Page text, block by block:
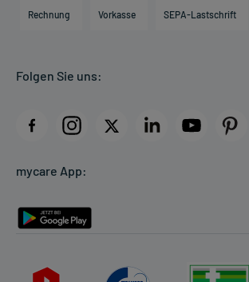
Direktabrechnung PKV
AGB
Datenschutz
Rückgabe/Widerruf
Rechnung Vorkasse SEPA-Lastschrift
Folgen Sie uns:
mycare App: